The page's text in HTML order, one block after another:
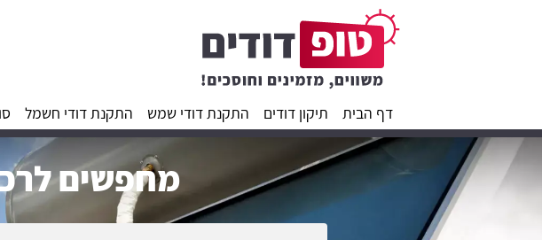
דף הבית תיקון דודים התקנת דודי שמש התקנת דודי חשמל
מחפשים